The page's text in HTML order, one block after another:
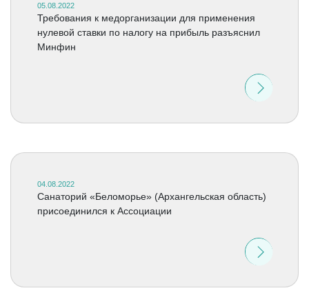
05.08.2022
Требования к медорганизации для применения
нулевой ставки по налогу на прибыль разъяснил
Минфин
04.08.2022
Санаторий «Беломорье» (Архангельская область)
присоединился к Ассоциации